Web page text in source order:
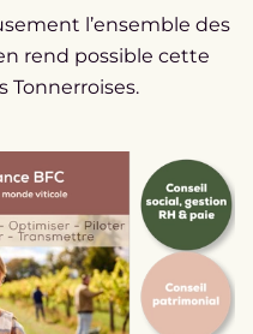
l’ensemble des
rend possible cette
Tonnerroises.